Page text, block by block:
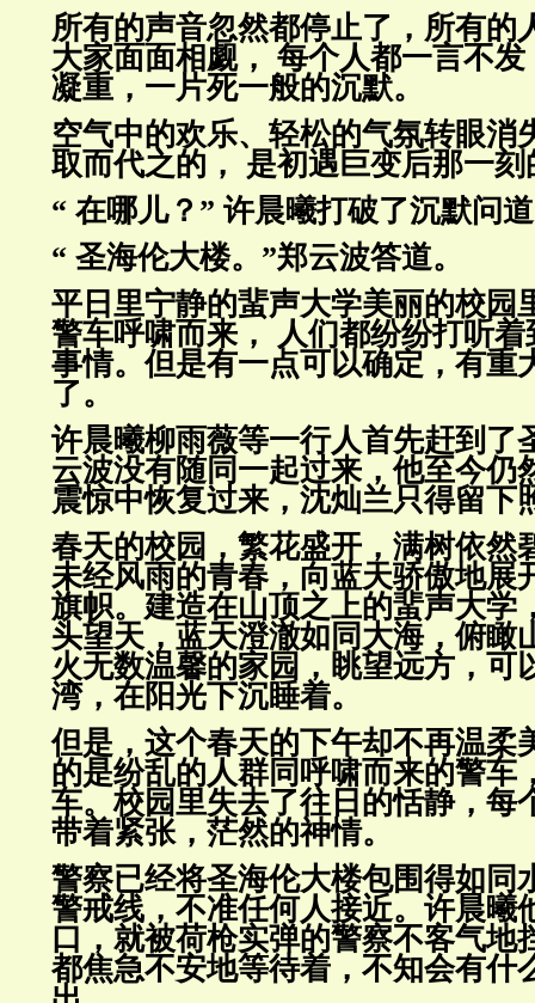
所有的声音忽然都停止了，所有的
大家面面相觑， 每个人都一言不发
凝重，一片死一般的沉默。
空气中的欢乐、轻松的气氛转眼消
取而代之的， 是初遇巨变后那一
“ 在哪儿？” 许晨曦打破了沉默问
“ 圣海伦大楼。”郑云波答道。
平日里宁静的蜚声大学美丽的校园
警车呼啸而来， 人们都纷纷打听着
事情。但是有一点可以确定，有重
了。
许晨曦柳雨薇等一行人首先赶到了
云波没有随同一起过来，他至今仍
震惊中恢复过来，沈灿兰只得留下
春天的校园，繁花盛开，满树依然
未经风雨的青春，向蓝天骄傲地展
旗帜。建造在山顶之上的蜚声大学
头望天， 蓝天澄澈如同大海，俯瞰
火无数温馨的家园，眺望远方，可
湾，在阳光下沉睡着。
但是，这个春天的下午却不再温柔
的是纷乱的人群同呼啸而来的警车
车。校园里失去了往日的恬静，每
带着紧张， 茫然的神情。
警察已经将圣海伦大楼包围得如同
警戒线，不准任何人接近。许晨曦
口，就被荷枪实弹的警察不客气地
都焦急不安地等待着，不知会有什